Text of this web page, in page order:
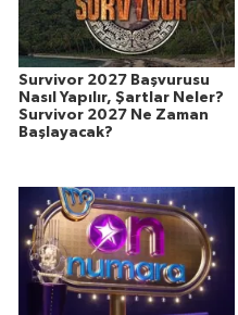
Survivor 2027 Başvurusu
Nasıl Yapılır, Şartlar Neler?
Survivor 2027 Ne Zaman
Başlayacak?